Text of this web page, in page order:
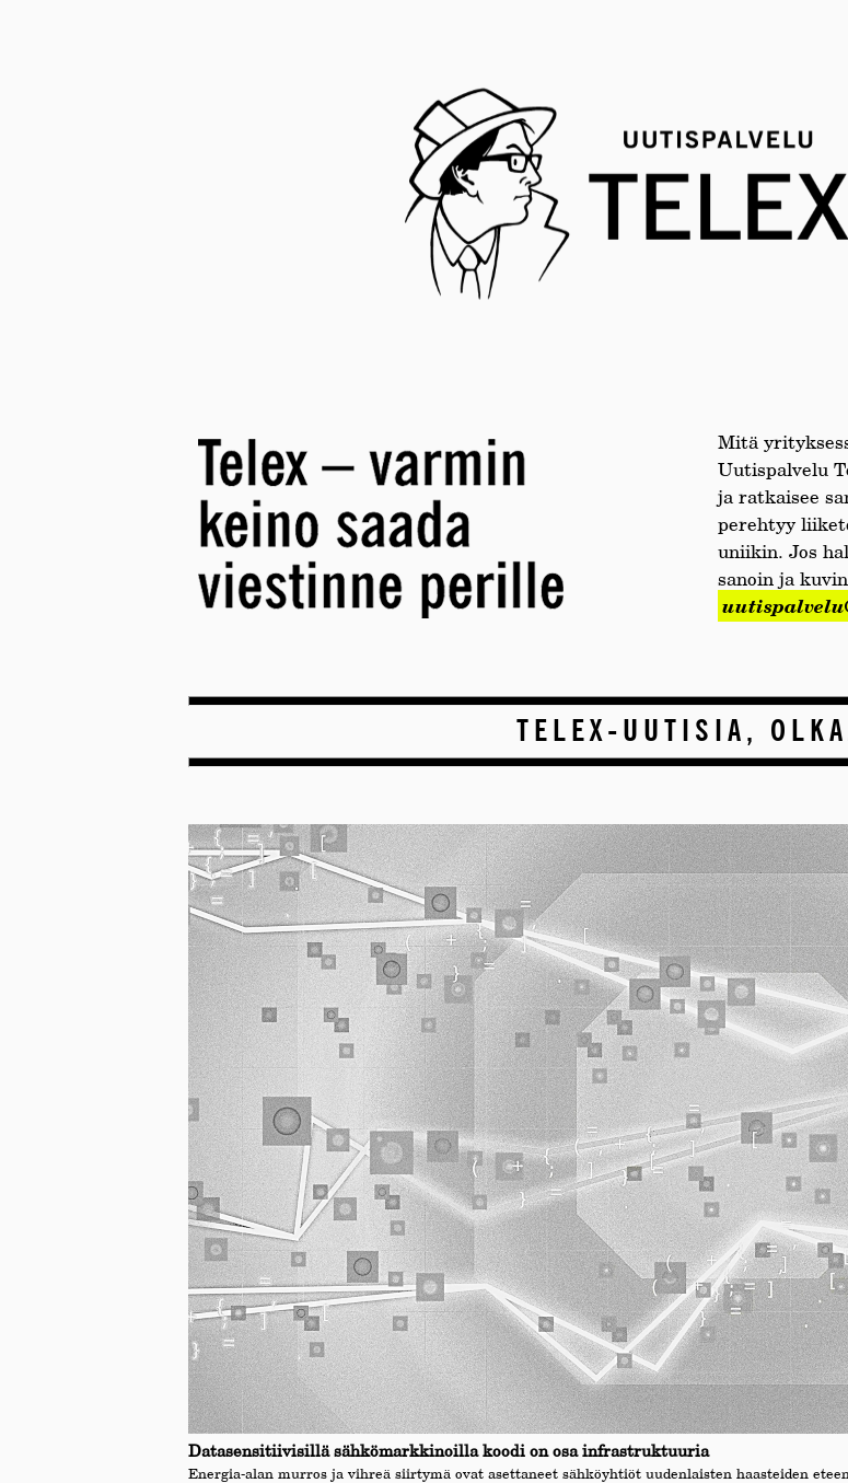
Mitä
Uutispalvelu
ja ratkaisee
perehtyy
uniikin. Jos
sanoin ja
TELEX-UUTISIA,
Datasensitiivisillä sähkömarkkinoilla koodi on osa infrastruktuuria
Energia-alan murros ja vihreä siirtymä ovat asettaneet sähköyhtiöt uudenlaisten haasteiden